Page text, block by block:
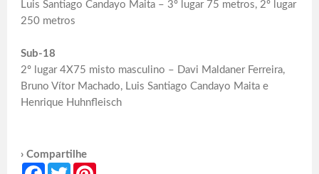
Luis Santiago Candayo Maita – 3º lugar 75 metros, 2º lugar
250 metros
Sub-18
2º lugar 4X75 misto masculino – Davi Maldaner Ferreira,
Bruno Vítor Machado, Luis Santiago Candayo Maita e
Henrique Huhnfleisch
› Compartilhe
Facebook
Twitter